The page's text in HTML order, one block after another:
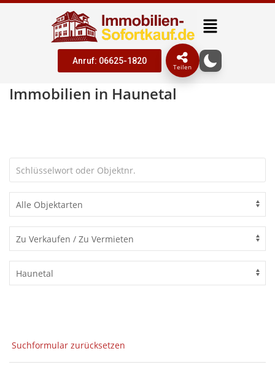
Anruf: 06625-1820
Teilen
Immobilien in Haunetal
Suchformular zurücksetzen